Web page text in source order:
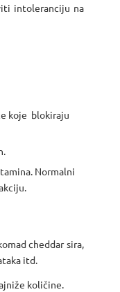
intoleranciju na
koje blokiraju
Normalni
cheddar sira,
itd.
količine.